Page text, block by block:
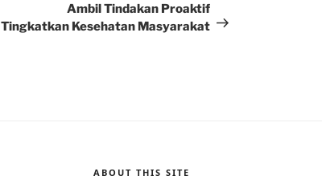
Ambil Tindakan Proaktif
Tingkatkan Kesehatan Masyarakat
ABOUT THIS SITE